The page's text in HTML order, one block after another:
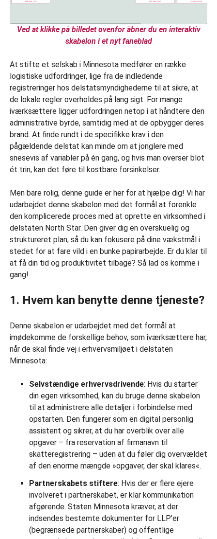
Ved at klikke på billedet ovenfor åbner du en interaktiv
skabelon i et nyt faneblad
At stifte et selskab i Minnesota medfører en række
logistiske udfordringer, lige fra de indledende
registreringer hos delstatsmyndighederne til at sikre, at
de lokale regler overholdes på lang sigt. For mange
iværksættere ligger udfordringen netop i at håndtere den
administrative byrde, samtidig med at de opbygger deres
brand. At finde rundt i de specifikke krav i den
pågældende delstat kan minde om at jonglere med
snesevis af variabler på én gang, og hvis man overser blot
ét trin, kan det føre til kostbare forsinkelser.
Men bare rolig, denne guide er her for at hjælpe dig! Vi har
udarbejdet denne skabelon med det formål at forenkle
den komplicerede proces med at oprette en virksomhed i
delstaten North Star. Den giver dig en overskuelig og
struktureret plan, så du kan fokusere på dine vækstmål i
stedet for at fare vild i en bunke papirarbejde. Er du klar til
at få din tid og produktivitet tilbage? Så lad os komme i
gang!
1. Hvem kan benytte denne tjeneste?
Denne skabelon er udarbejdet med det formål at
imødekomme de forskellige behov, som iværksættere har,
når de skal finde vej i erhvervsmiljøet i delstaten
Minnesota:
Selvstændige erhvervsdrivende: Hvis du starter
din egen virksomhed, kan du bruge denne skabelon
til at administrere alle detaljer i forbindelse med
opstarten. Den fungerer som en digital personlig
assistent og sikrer, at du har overblik over alle
opgaver – fra reservation af firmanavn til
skatteregistrering – uden at du føler dig overvældet
af den enorme mængde »opgaver, der skal klares«.
Partnerskabets stiftere: Hvis der er flere ejere
involveret i partnerskabet, er klar kommunikation
afgørende. Staten Minnesota kræver, at der
indsendes bestemte dokumenter for LLP’er
(begrænsede partnerskaber) og offentlige